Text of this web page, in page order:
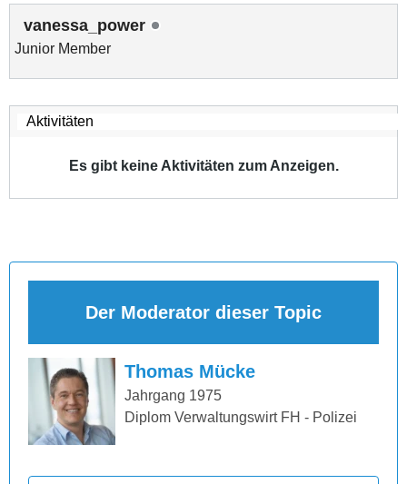
vanessa_power
Junior Member
Es gibt keine Aktivitäten zum Anzeigen.
Der Moderator dieser Topic
Thomas Mücke
Jahrgang 1975
Diplom Verwaltungswirt FH - Polizei